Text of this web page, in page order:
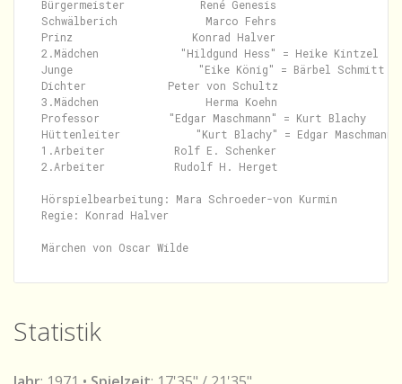
Bürgermeister            René Genesis
Schwälberich              Marco Fehrs
Prinz                   Konrad Halver
2.Mädchen             "Hildgund Hess" = Heike Kintzel
Junge                    "Eike König" = Bärbel Schmitt
Dichter             Peter von Schultz
3.Mädchen                 Herma Koehn
Professor           "Edgar Maschmann" = Kurt Blachy
Hüttenleiter            "Kurt Blachy" = Edgar Maschmann
1.Arbeiter           Rolf E. Schenker
2.Arbeiter           Rudolf H. Herget
Hörspielbearbeitung: Mara Schroeder-von Kurmin
Regie: Konrad Halver
Statistik